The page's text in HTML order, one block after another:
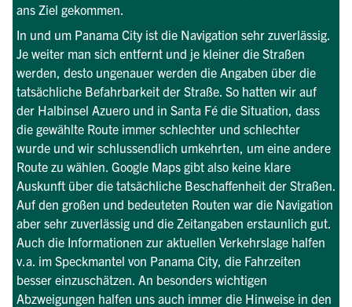
ans Ziel gekommen.
In und um Panama City ist die Navigation sehr zuverlässig.
Je weiter man sich entfernt und je kleiner die Straßen
werden, desto ungenauer werden die Angaben über die
tatsächliche Befahrbarkeit der Straße. So hatten wir auf
der Halbinsel Azuero und in Santa Fé die Situation, dass
die gewählte Route immer schlechter und schlechter
wurde und wir schlussendlich umkehrten, um eine andere
Route zu wählen. Google Maps gibt also keine klare
Auskunft über die tatsächliche Beschaffenheit der Straßen.
Auf den großen und bedeuteten Routen war die Navigation
aber sehr zuverlässig und die Zeitangaben erstaunlich gut.
Auch die Informationen zur aktuellen Verkehrslage halfen
v.a. im Speckmantel von Panama City, die Fahrzeiten
besser einzuschätzen. An besonders wichtigen
Abzweigungen halfen uns auch immer die Hinweise in den